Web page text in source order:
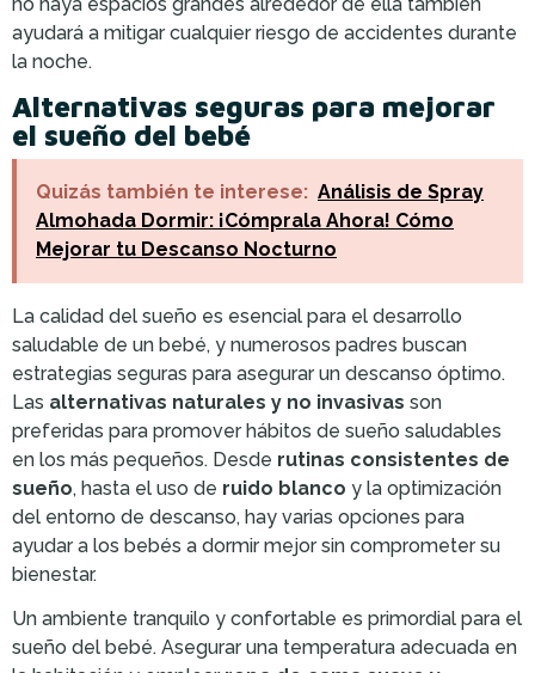
ayudará a mitigar cualquier riesgo de accidentes durante
la noche.
Alternativas seguras para mejorar
el sueño del bebé
Quizás también te interese: Análisis de Spray
Almohada Dormir: ¡Cómprala Ahora! Cómo
Mejorar tu Descanso Nocturno
La calidad del sueño es esencial para el desarrollo
saludable de un bebé, y numerosos padres buscan
estrategias seguras para asegurar un descanso óptimo.
Las alternativas naturales y no invasivas son
preferidas para promover hábitos de sueño saludables
en los más pequeños. Desde rutinas consistentes de
sueño, hasta el uso de ruido blanco y la optimización
del entorno de descanso, hay varias opciones para
ayudar a los bebés a dormir mejor sin comprometer su
bienestar.
Un ambiente tranquilo y confortable es primordial para el
sueño del bebé. Asegurar una temperatura adecuada en